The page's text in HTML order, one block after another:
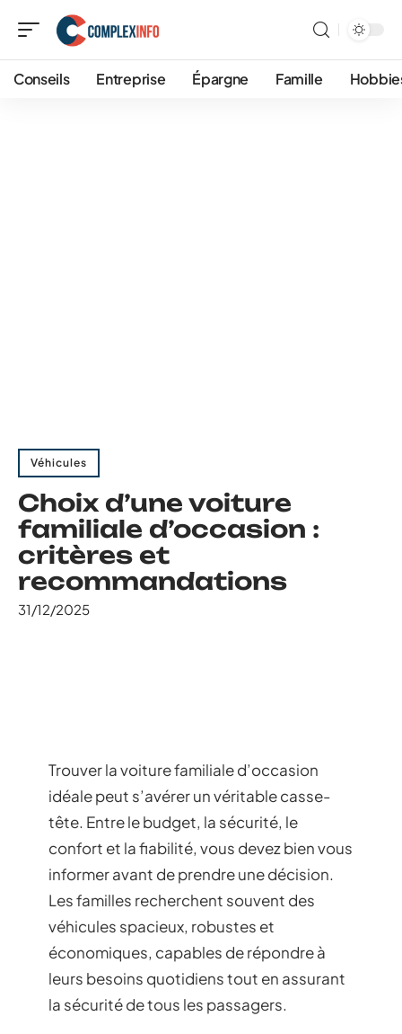
Conseils Entreprise Épargne Famille
Véhicules
Choix d’une voiture
familiale d’occasion :
critères et
recommandations
31/12/2025
Trouver la voiture familiale d’occasion
idéale peut s’avérer un véritable casse-
tête. Entre le budget, la sécurité, le
confort et la fiabilité, vous devez bien vous
informer avant de prendre une décision.
Les familles recherchent souvent des
véhicules spacieux, robustes et
économiques, capables de répondre à
leurs besoins quotidiens tout en assurant
la sécurité de tous les passagers.